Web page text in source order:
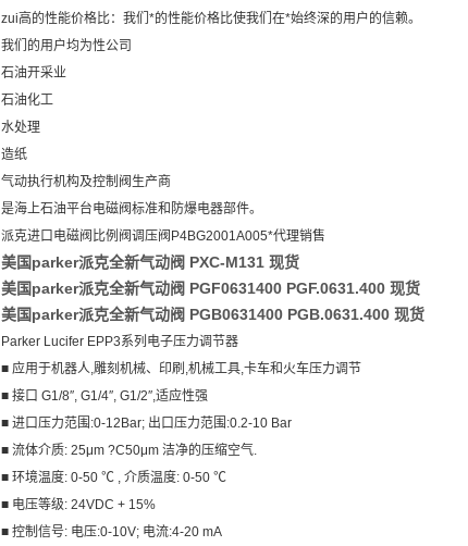
zui高的性能价格比：我们*的性能价格比使我们在*始终深的用户的信赖。
我们的用户均为性公司
石油开采业
石油化工
水处理
造纸
气动执行机构及控制阀生产商
是海上石油平台电磁阀标准和防爆电器部件。
派克进口电磁阀比例阀调压阀P4BG2001A005*代理销售
美国parker派克全新气动阀 PXC-M131 现货
美国parker派克全新气动阀 PGF0631400 PGF.0631.400 现货
美国parker派克全新气动阀 PGB0631400 PGB.0631.400 现货
Parker Lucifer EPP3系列电子压力调节器
■ 应用于机器人,雕刻机械、印刷,机械工具,卡车和火车压力调节
■ 接口 G1/8″, G1/4″, G1/2″,适应性强
■ 进口压力范围:0-12Bar; 出口压力范围:0.2-10 Bar
■ 流体介质: 25μm ?C50μm 洁净的压缩空气.
■ 环境温度: 0-50 ℃ , 介质温度: 0-50 ℃
■ 电压等级: 24VDC + 15%
■ 控制信号: 电压:0-10V; 电流:4-20 mA